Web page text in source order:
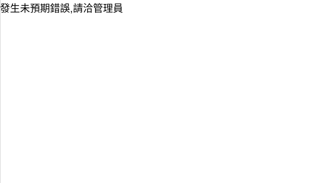
發生未預期錯誤,請洽管理員